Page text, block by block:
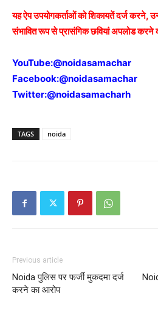
यह ऐप उपयोगकर्ताओं को शिकायतें दर्ज करने,
संभावित रूप से प्रासंगिक छवियां अपलोड करने
YouTube:@noidasamachar
Facebook:@noidasamachar
Twitter:@noidasamacharh
TAGS noida
Previous article
Noida पुलिस पर फर्जी मुकदमा दर्ज
करने का आरोप